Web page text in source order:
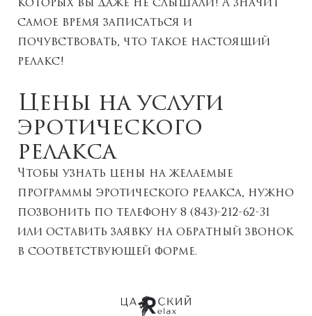
самое время записаться и
почувствовать, что такое настоящий
релакс!
Цены на услуги
эротического
релакса
Чтобы узнать цены на желаемые
программы эротического релакса, нужно
позвонить по телефону 8 (843)-212-62-31
или оставить заявку на обратный звонок
в соответствующей форме.